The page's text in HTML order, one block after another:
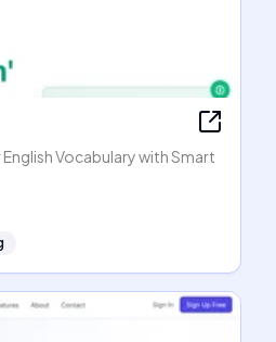
Vocabulary with Smart